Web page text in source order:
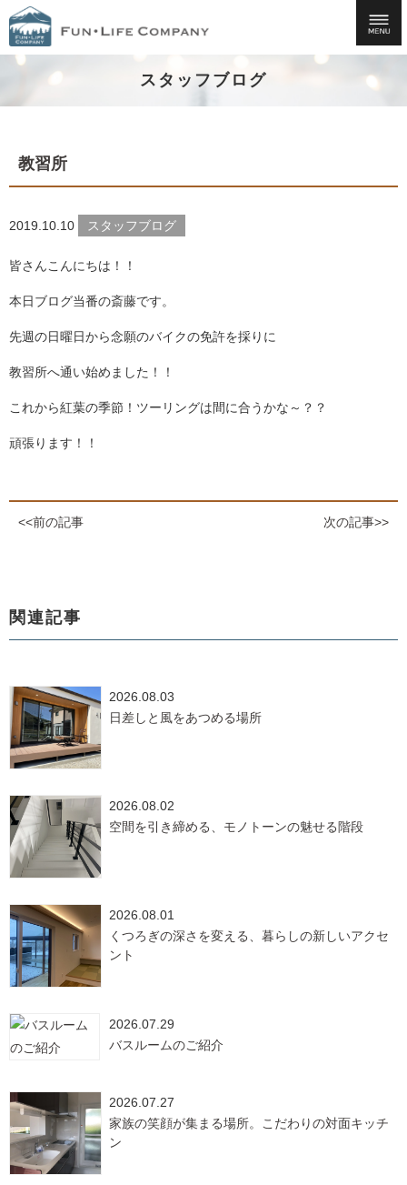
スタッフブログ
教習所
2019.10.10 スタッフブログ
皆さんこんにちは！！
本日ブログ当番の斎藤です。
先週の日曜日から念願のバイクの免許を採りに
教習所へ通い始めました！！
これから紅葉の季節！ツーリングは間に合うかな～？？
頑張ります！！
<<前の記事 次の記事>>
関連記事
2026.08.03
日差しと風をあつめる場所
2026.08.02
空間を引き締める、モノトーンの魅せる階段
2026.08.01
くつろぎの深さを変える、暮らしの新しいアクセ
ント
2026.07.29
バスルームのご紹介
2026.07.27
家族の笑顔が集まる場所。こだわりの対面キッチ
ン